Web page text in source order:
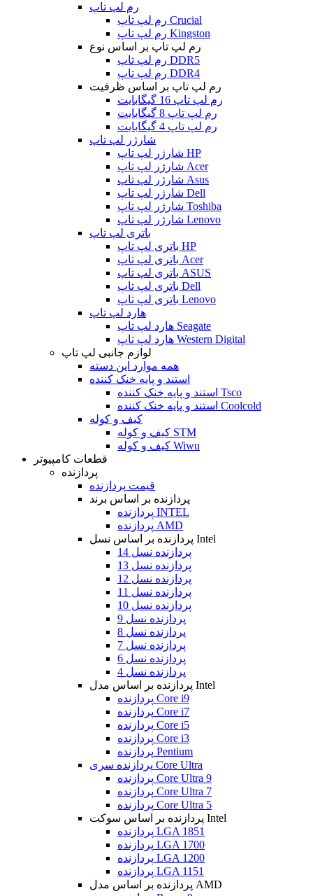
رم لپ تاپ
رم لپ تاپ Crucial
رم لپ تاپ Kingston
رم لپ تاپ بر اساس نوع
رم لپ تاپ DDR5
رم لپ تاپ DDR4
رم لپ تاپ بر اساس ظرفیت
رم لپ تاپ 16 گیگابایت
رم لپ تاپ 8 گیگابایت
رم لپ تاپ 4 گیگابایت
شارژر لپ تاپ
شارژر لپ تاپ HP
شارژر لپ تاپ Acer
شارژر لپ تاپ Asus
شارژر لپ تاپ Dell
شارژر لپ تاپ Toshiba
شارژر لپ تاپ Lenovo
باتری لپ تاپ
باتری لپ تاپ HP
باتری لپ تاپ Acer
باتری لپ تاپ ASUS
باتری لپ تاپ Dell
باتری لپ تاپ Lenovo
هارد لپ تاپ
هارد لپ تاپ Seagate
هارد لپ تاپ Western Digital
لوازم جانبی لپ تاپ
همه موارد این دسته
استند و پایه خنک کننده
استند و پایه خنک کننده Tsco
استند و پایه خنک کننده Coolcold
کیف و کوله
کیف و کوله STM
کیف و کوله Wiwu
قطعات کامپیوتر
پردازنده
قیمت پردازنده
پردازنده بر اساس برند
پردازنده INTEL
پردازنده AMD
پردازنده بر اساس نسل Intel
پردازنده نسل 14
پردازنده نسل 13
پردازنده نسل 12
پردازنده نسل 11
پردازنده نسل 10
پردازنده نسل 9
پردازنده نسل 8
پردازنده نسل 7
پردازنده نسل 6
پردازنده نسل 4
پردازنده بر اساس مدل Intel
پردازنده Core i9
پردازنده Core i7
پردازنده Core i5
پردازنده Core i3
پردازنده Pentium
پردازنده سری Core Ultra
پردازنده Core Ultra 9
پردازنده Core Ultra 7
پردازنده Core Ultra 5
پردازنده بر اساس سوکت Intel
پردازنده LGA 1851
پردازنده LGA 1700
پردازنده LGA 1200
پردازنده LGA 1151
پردازنده بر اساس مدل AMD